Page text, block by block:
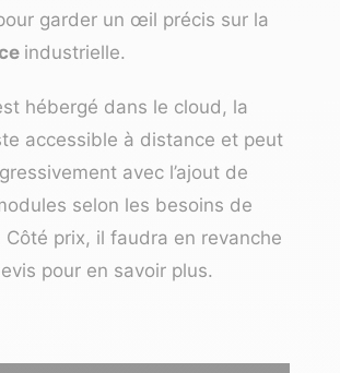
garder un œil précis sur la
industrielle.
hébergé dans le cloud, la
accessible à distance et peut
avec l’ajout de
selon les besoins de
Côté prix, il faudra en revanche
pour en savoir plus.